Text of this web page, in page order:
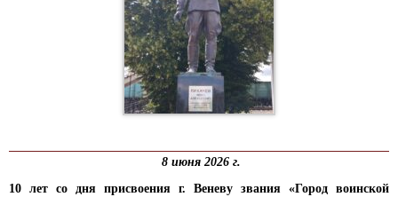
8 июня 2026 г.
10 лет со дня присвоения г. Веневу звания «Город воинской